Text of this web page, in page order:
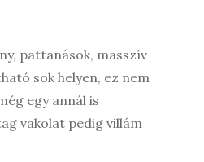
pattanások, masszív
sok helyen, ez nem
egy annál is
vakolat pedig villám